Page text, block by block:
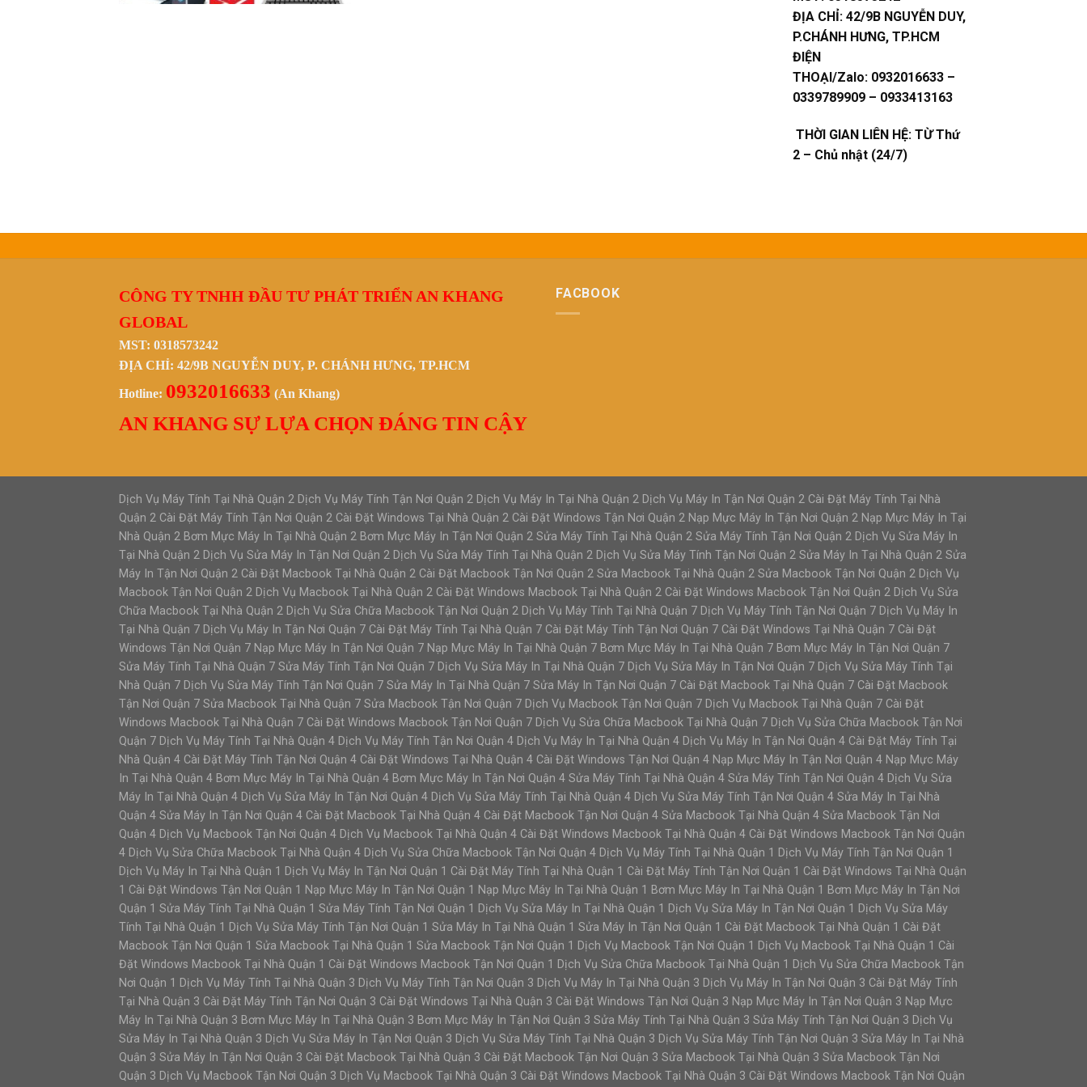
ĐỊA CHỈ: 42/9B NGUYỄN DUY,
P.CHÁNH HƯNG, TP.HCM
ĐIỆN
THOẠI/Zalo: 0932016633 –
0339789909 – 0933413163
THỜI GIAN LIÊN HỆ: TỪ Thứ
2 – Chủ nhật (24/7)
CÔNG TY TNHH ĐẦU TƯ PHÁT TRIỂN AN KHANG
GLOBAL
MST: 0318573242
ĐỊA CHỈ: 42/9B NGUYỄN DUY, P. CHÁNH HƯNG, TP.HCM
Hotline: 0932016633 (An Khang)
AN KHANG SỰ LỰA CHỌN ĐÁNG TIN CẬY
FACBOOK
Dịch Vụ Máy Tính Tại Nhà Quận 2 Dịch Vụ Máy Tính Tận Nơi Quận 2 Dịch Vụ Máy In Tại Nhà Quận 2 Dịch Vụ Máy In Tận Nơi Quận 2 Cài Đặt Máy Tính Tại Nhà
Quận 2 Cài Đặt Máy Tính Tận Nơi Quận 2 Cài Đặt Windows Tại Nhà Quận 2 Cài Đặt Windows Tận Nơi Quận 2 Nạp Mực Máy In Tận Nơi Quận 2 Nạp Mực Máy In Tại
Nhà Quận 2 Bơm Mực Máy In Tại Nhà Quận 2 Bơm Mực Máy In Tận Nơi Quận 2 Sửa Máy Tính Tại Nhà Quận 2 Sửa Máy Tính Tận Nơi Quận 2 Dịch Vụ Sửa Máy In
Tại Nhà Quận 2 Dịch Vụ Sửa Máy In Tận Nơi Quận 2 Dịch Vụ Sửa Máy Tính Tại Nhà Quận 2 Dịch Vụ Sửa Máy Tính Tận Nơi Quận 2 Sửa Máy In Tại Nhà Quận 2 Sửa
Máy In Tận Nơi Quận 2 Cài Đặt Macbook Tại Nhà Quận 2 Cài Đặt Macbook Tận Nơi Quận 2 Sửa Macbook Tại Nhà Quận 2 Sửa Macbook Tận Nơi Quận 2 Dịch Vụ
Macbook Tận Nơi Quận 2 Dịch Vụ Macbook Tại Nhà Quận 2 Cài Đặt Windows Macbook Tại Nhà Quận 2 Cài Đặt Windows Macbook Tận Nơi Quận 2 Dịch Vụ Sửa
Chữa Macbook Tại Nhà Quận 2 Dịch Vụ Sửa Chữa Macbook Tận Nơi Quận 2 Dịch Vụ Máy Tính Tại Nhà Quận 7 Dịch Vụ Máy Tính Tận Nơi Quận 7 Dịch Vụ Máy In
Tại Nhà Quận 7 Dịch Vụ Máy In Tận Nơi Quận 7 Cài Đặt Máy Tính Tại Nhà Quận 7 Cài Đặt Máy Tính Tận Nơi Quận 7 Cài Đặt Windows Tại Nhà Quận 7 Cài Đặt
Windows Tận Nơi Quận 7 Nạp Mực Máy In Tận Nơi Quận 7 Nạp Mực Máy In Tại Nhà Quận 7 Bơm Mực Máy In Tại Nhà Quận 7 Bơm Mực Máy In Tận Nơi Quận 7
Sửa Máy Tính Tại Nhà Quận 7 Sửa Máy Tính Tận Nơi Quận 7 Dịch Vụ Sửa Máy In Tại Nhà Quận 7 Dịch Vụ Sửa Máy In Tận Nơi Quận 7 Dịch Vụ Sửa Máy Tính Tại
Nhà Quận 7 Dịch Vụ Sửa Máy Tính Tận Nơi Quận 7 Sửa Máy In Tại Nhà Quận 7 Sửa Máy In Tận Nơi Quận 7 Cài Đặt Macbook Tại Nhà Quận 7 Cài Đặt Macbook
Tận Nơi Quận 7 Sửa Macbook Tại Nhà Quận 7 Sửa Macbook Tận Nơi Quận 7 Dịch Vụ Macbook Tận Nơi Quận 7 Dịch Vụ Macbook Tại Nhà Quận 7 Cài Đặt
Windows Macbook Tại Nhà Quận 7 Cài Đặt Windows Macbook Tận Nơi Quận 7 Dịch Vụ Sửa Chữa Macbook Tại Nhà Quận 7 Dịch Vụ Sửa Chữa Macbook Tận Nơi
Quận 7 Dịch Vụ Máy Tính Tại Nhà Quận 4 Dịch Vụ Máy Tính Tận Nơi Quận 4 Dịch Vụ Máy In Tại Nhà Quận 4 Dịch Vụ Máy In Tận Nơi Quận 4 Cài Đặt Máy Tính Tại
Nhà Quận 4 Cài Đặt Máy Tính Tận Nơi Quận 4 Cài Đặt Windows Tại Nhà Quận 4 Cài Đặt Windows Tận Nơi Quận 4 Nạp Mực Máy In Tận Nơi Quận 4 Nạp Mực Máy
In Tại Nhà Quận 4 Bơm Mực Máy In Tại Nhà Quận 4 Bơm Mực Máy In Tận Nơi Quận 4 Sửa Máy Tính Tại Nhà Quận 4 Sửa Máy Tính Tận Nơi Quận 4 Dịch Vụ Sửa
Máy In Tại Nhà Quận 4 Dịch Vụ Sửa Máy In Tận Nơi Quận 4 Dịch Vụ Sửa Máy Tính Tại Nhà Quận 4 Dịch Vụ Sửa Máy Tính Tận Nơi Quận 4 Sửa Máy In Tại Nhà
Quận 4 Sửa Máy In Tận Nơi Quận 4 Cài Đặt Macbook Tại Nhà Quận 4 Cài Đặt Macbook Tận Nơi Quận 4 Sửa Macbook Tại Nhà Quận 4 Sửa Macbook Tận Nơi
Quận 4 Dịch Vụ Macbook Tận Nơi Quận 4 Dịch Vụ Macbook Tại Nhà Quận 4 Cài Đặt Windows Macbook Tại Nhà Quận 4 Cài Đặt Windows Macbook Tận Nơi Quận
4 Dịch Vụ Sửa Chữa Macbook Tại Nhà Quận 4 Dịch Vụ Sửa Chữa Macbook Tận Nơi Quận 4 Dịch Vụ Máy Tính Tại Nhà Quận 1 Dịch Vụ Máy Tính Tận Nơi Quận 1
Dịch Vụ Máy In Tại Nhà Quận 1 Dịch Vụ Máy In Tận Nơi Quận 1 Cài Đặt Máy Tính Tại Nhà Quận 1 Cài Đặt Máy Tính Tận Nơi Quận 1 Cài Đặt Windows Tại Nhà Quận
1 Cài Đặt Windows Tận Nơi Quận 1 Nạp Mực Máy In Tận Nơi Quận 1 Nạp Mực Máy In Tại Nhà Quận 1 Bơm Mực Máy In Tại Nhà Quận 1 Bơm Mực Máy In Tận Nơi
Quận 1 Sửa Máy Tính Tại Nhà Quận 1 Sửa Máy Tính Tận Nơi Quận 1 Dịch Vụ Sửa Máy In Tại Nhà Quận 1 Dịch Vụ Sửa Máy In Tận Nơi Quận 1 Dịch Vụ Sửa Máy
Tính Tại Nhà Quận 1 Dịch Vụ Sửa Máy Tính Tận Nơi Quận 1 Sửa Máy In Tại Nhà Quận 1 Sửa Máy In Tận Nơi Quận 1 Cài Đặt Macbook Tại Nhà Quận 1 Cài Đặt
Macbook Tận Nơi Quận 1 Sửa Macbook Tại Nhà Quận 1 Sửa Macbook Tận Nơi Quận 1 Dịch Vụ Macbook Tận Nơi Quận 1 Dịch Vụ Macbook Tại Nhà Quận 1 Cài
Đặt Windows Macbook Tại Nhà Quận 1 Cài Đặt Windows Macbook Tận Nơi Quận 1 Dịch Vụ Sửa Chữa Macbook Tại Nhà Quận 1 Dịch Vụ Sửa Chữa Macbook Tận
Nơi Quận 1 Dịch Vụ Máy Tính Tại Nhà Quận 3 Dịch Vụ Máy Tính Tận Nơi Quận 3 Dịch Vụ Máy In Tại Nhà Quận 3 Dịch Vụ Máy In Tận Nơi Quận 3 Cài Đặt Máy Tính
Tại Nhà Quận 3 Cài Đặt Máy Tính Tận Nơi Quận 3 Cài Đặt Windows Tại Nhà Quận 3 Cài Đặt Windows Tận Nơi Quận 3 Nạp Mực Máy In Tận Nơi Quận 3 Nạp Mực
Máy In Tại Nhà Quận 3 Bơm Mực Máy In Tại Nhà Quận 3 Bơm Mực Máy In Tận Nơi Quận 3 Sửa Máy Tính Tại Nhà Quận 3 Sửa Máy Tính Tận Nơi Quận 3 Dịch Vụ
Sửa Máy In Tại Nhà Quận 3 Dịch Vụ Sửa Máy In Tận Nơi Quận 3 Dịch Vụ Sửa Máy Tính Tại Nhà Quận 3 Dịch Vụ Sửa Máy Tính Tận Nơi Quận 3 Sửa Máy In Tại Nhà
Quận 3 Sửa Máy In Tận Nơi Quận 3 Cài Đặt Macbook Tại Nhà Quận 3 Cài Đặt Macbook Tận Nơi Quận 3 Sửa Macbook Tại Nhà Quận 3 Sửa Macbook Tận Nơi
Quận 3 Dịch Vụ Macbook Tận Nơi Quận 3 Dịch Vụ Macbook Tại Nhà Quận 3 Cài Đặt Windows Macbook Tại Nhà Quận 3 Cài Đặt Windows Macbook Tận Nơi Quận